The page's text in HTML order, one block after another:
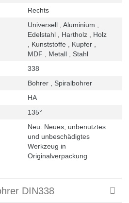
Rechts
Universell , Aluminium ,
Edelstahl , Hartholz , Holz
, Kunststoffe , Kupfer ,
MDF , Metall , Stahl
338
Bohrer , Spiralbohrer
HA
135°
Neu: Neues, unbenutztes
und unbeschädigtes
Werkzeug in
Originalverpackung
DIN338